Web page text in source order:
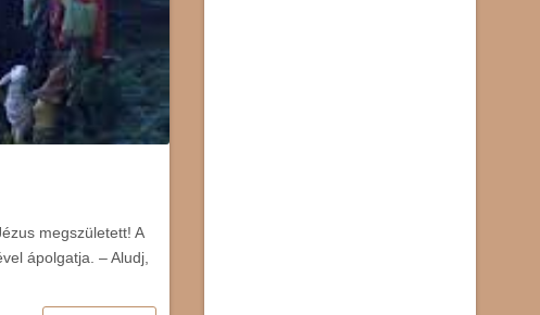
megszületett! A
ápolgatja. – Aludj,